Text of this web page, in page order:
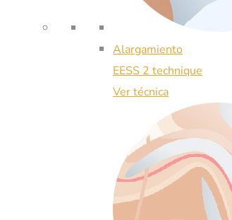
Alargamiento
EESS 2 technique
Ver técnica